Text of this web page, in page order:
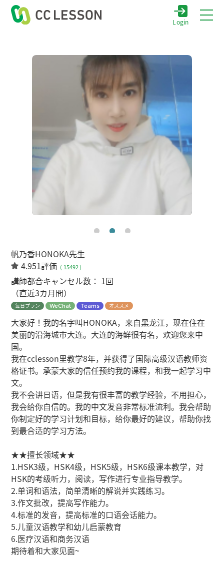
Login
帆乃香HONOKA先生
4.951評価 ( 15492)
講師都合キャンセル数： 1回
（直近3カ月間）
毎日プラン WeChat Teams オススメ
大家好！我的名字叫HONOKA，来自黑龙江，现在住在
美丽的沿海城市大连。大连的海鲜很有名，欢迎您来中
国。
我在cclesson里教学8年，并获得了国际高级汉语教师资
格证书。承蒙大家的信任预约我的课程，和我一起学习中
文。
我不会讲日语，但是我有很丰富的教学经验，不用担心，
我会给你自信的。我的中文发音非常标准流利。我会帮助
你制定好的学习计划和目标，给你最好的建议，帮助你找
到最合适的学习方法。
★★擅长领域★★
1.HSK3级，HSK4级，HSK5级，HSK6级课本教学，对
HSK的考级听力，阅读，写作进行专业指导教学。
2.单词和语法，简单清晰的解说并实践练习。
3.作文批改，提高写作能力。
4.标准的发音，提高标准的口语会话能力。
5.儿童汉语教学和幼儿启蒙教育
6.医疗汉语和商务汉语
期待着和大家见面~